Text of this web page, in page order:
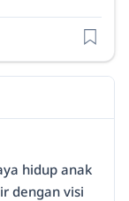
hidup anak
dengan visi